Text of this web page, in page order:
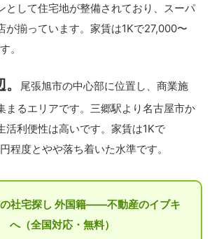
として住宅地が整備されており、スーパ
が揃っています。家賃は1Kで27,000〜
。
尾張旭市の中心部に位置し、商業施
まるエリアです。三郷駅より名古屋市か
活利便性は高いです。家賃は1Kで
程度とやや落ち着いた水準です。
社宅探し 外国籍——不動産のイブキ
へ（全国対応・無料）